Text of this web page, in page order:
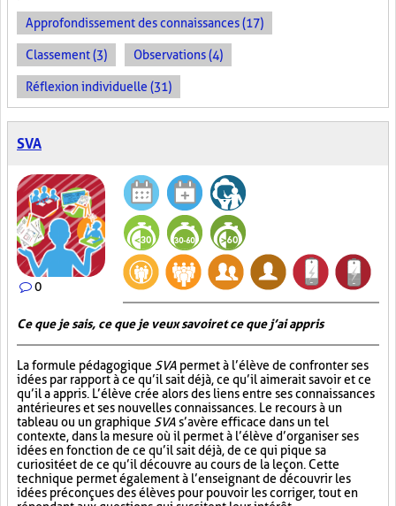
Approfondissement des connaissances (17)
Classement (3) Observations (4)
Réflexion individuelle (31)
SVA
0
Ce que je sais, ce que je veux savoir et ce que j’ai appris
La formule pédagogique SVA permet à l’élève de confronter ses
idées par rapport à ce qu’il sait déjà, ce qu’il aimerait savoir et ce
qu’il a appris. L’élève crée alors des liens entre ses connaissances
antérieures et ses nouvelles connaissances. Le recours à un
tableau ou un graphique SVA s’avère efficace dans un tel
contexte, dans la mesure où il permet à l’élève d’organiser ses
idées en fonction de ce qu’il sait déjà, de ce qui pique sa
curiosité et de ce qu’il découvre au cours de la leçon. Cette
technique permet également à l’enseignant de découvrir les
idées préconçues des élèves pour pouvoir les corriger, tout en